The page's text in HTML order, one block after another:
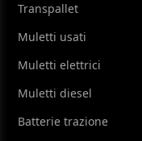
Transpallet
Muletti usati
Muletti elettrici
Muletti diesel
Batterie trazione